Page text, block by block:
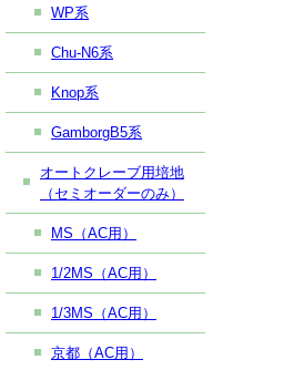
WP系
Chu-N6系
Knop系
GamborgB5系
オートクレーブ用培地
（セミオーダーのみ）
MS（AC用）
1/2MS（AC用）
1/3MS（AC用）
京都（AC用）